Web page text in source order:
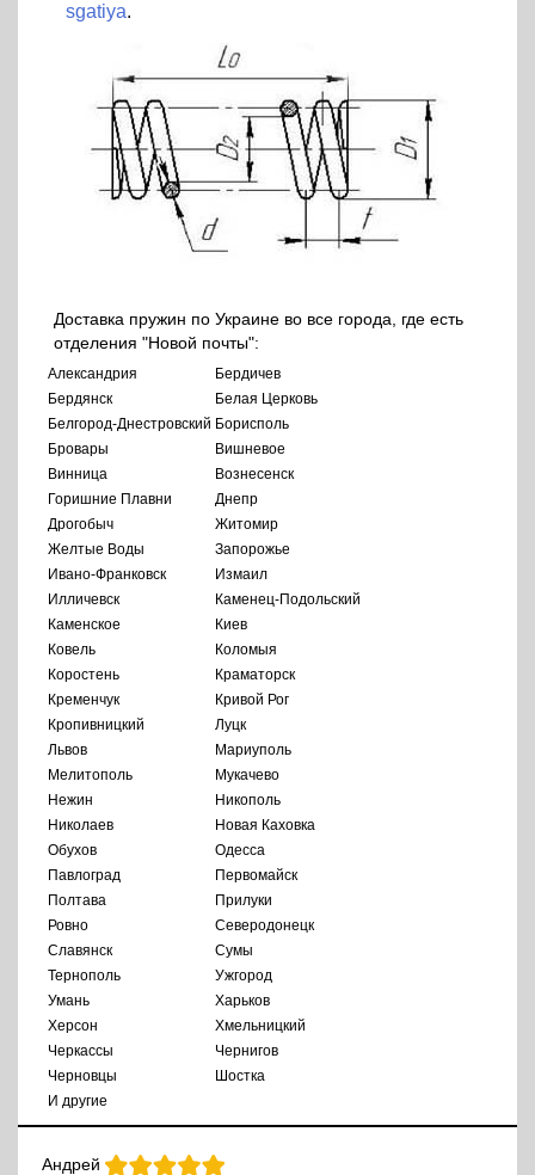
sgatiya.
Доставка пружин по Украине во все города, где есть
отделения "Новой почты":
Александрия
Бердичев
Бердянск
Белая Церковь
Белгород-Днестровский Борисполь
Бровары
Вишневое
Винница
Вознесенск
Горишние Плавни
Днепр
Дрогобыч
Житомир
Желтые Воды
Запорожье
Ивано-Франковск
Измаил
Илличевск
Каменец-Подольский
Каменское
Киев
Ковель
Коломыя
Коростень
Краматорск
Кременчук
Кривой Рог
Кропивницкий
Луцк
Львов
Мариуполь
Мелитополь
Мукачево
Нежин
Никополь
Николаев
Новая Каховка
Обухов
Одесса
Павлоград
Первомайск
Полтава
Прилуки
Ровно
Северодонецк
Славянск
Сумы
Тернополь
Ужгород
Умань
Харьков
Херсон
Хмельницкий
Черкассы
Чернигов
Черновцы
Шостка
И другие
Андрей